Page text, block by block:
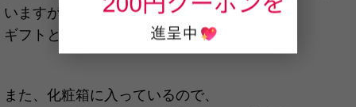
いますが、
ギフトとしてもご好評頂いております＾＾
また、化粧箱に入っているので、